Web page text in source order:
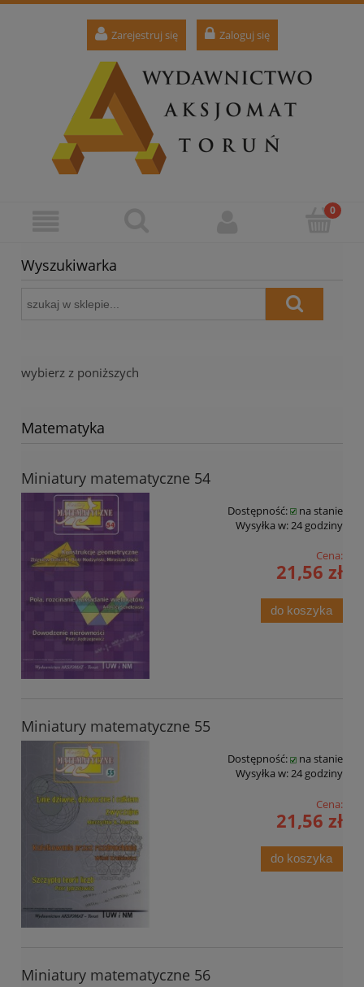
Zarejestruj się Zaloguj się
Wyszukiwarka
wybierz z poniższych
Matematyka
Miniatury matematyczne 54
Dostępność:
na stanie
Wysyłka w: 24 godziny
Cena:
21,56 zł
do koszyka
Miniatury matematyczne 55
Dostępność:
na stanie
Wysyłka w:24 godziny
Cena:
21,56 zł
do koszyka
Miniatury matematyczne 56